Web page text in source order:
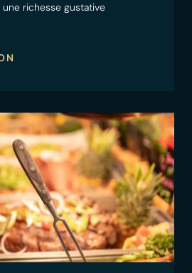
richesse gustative